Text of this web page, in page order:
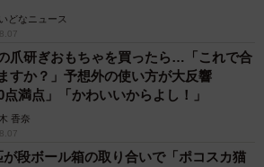
どなニュース
爪研ぎおもちゃを買ったら…「これで合
すか？」予想外の使い方が大反響
点満点」「かわいいからよし！」
香奈
が段ボール箱の取り合いで「ポコスカ猫